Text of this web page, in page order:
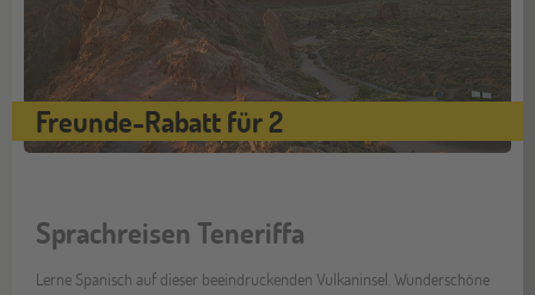
Freunde-Rabatt für 2
Sprachreisen Teneriffa
Lerne Spanisch auf dieser beeindruckenden Vulkaninsel. Wunderschöne